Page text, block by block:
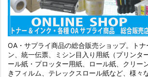
OA・サプライ商品の総合販売ショップ。ト
ン、統一伝票、ミシン目入り用紙（プリンタ
ール紙・プロッター用紙、ロール紙、クリー
きフィルム、テレックスロール紙など、様々